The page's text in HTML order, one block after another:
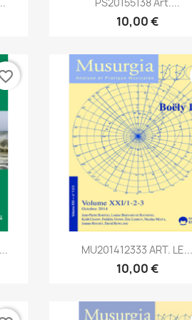
10,00 €
Aperçu rapide
MU201412333 ART. LE...
10,00 €